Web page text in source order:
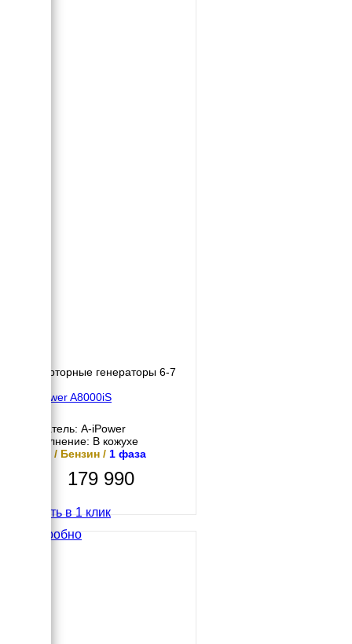
Инверторные генераторы 6-7
A-iPower A8000iS
Двигатель: A-iPower
Исполнение: В кожухе
7 кВт / Бензин / 1 фаза
179 990
Купить в 1 клик
Подробно